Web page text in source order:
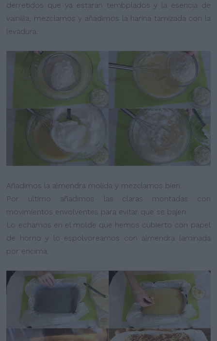
derretidos que ya estarán tembplados y la esencia de
vainilla, mezclamos y añadimos la harina tamizada con la
levadura.
Añadimos la almendra molida y mezclamos bien.
Por ultimo añadimos las claras montadas con
movimientos envolventes para evitar que se bajen.
Lo echamos en el molde que hemos cubierto con papel
de horno y lo espolvoreamos con almendra laminada
por encima.